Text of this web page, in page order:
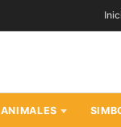
ANIMALES